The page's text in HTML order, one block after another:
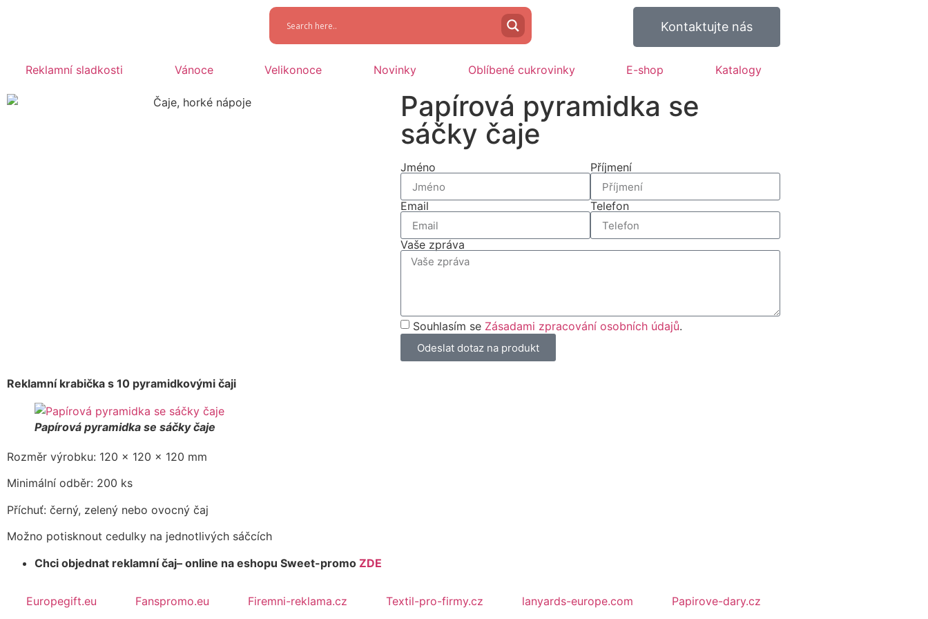
Kontaktujte nás
Reklamní sladkosti Vánoce Velikonoce Novinky Oblíbené cukrovinky E-shop Katalogy
Papírová pyramidka se
sáčky čaje
Jméno Příjmení
Email Telefon
Vaše zpráva
Souhlasím se Zásadami zpracování osobních údajů.
Odeslat dotaz na produkt
Reklamní krabička s 10 pyramidkovými čaji
Papírová pyramidka se sáčky čaje
Rozměr výrobku: 120 x 120 x 120 mm
Minimální odběr: 200 ks
Příchuť: černý, zelený nebo ovocný čaj
Možno potisknout cedulky na jednotlivých sáčcích
Chci objednat reklamní čaj– online na eshopu Sweet-promo ZDE
Europegift.eu Fanspromo.eu Firemni-reklama.cz Textil-pro-firmy.cz lanyards-europe.com Papirove-dary.cz